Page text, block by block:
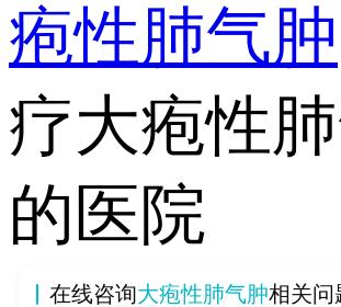
疱性肺气肿
疗大疱性
的医院
在线咨询大疱性肺气肿相关问